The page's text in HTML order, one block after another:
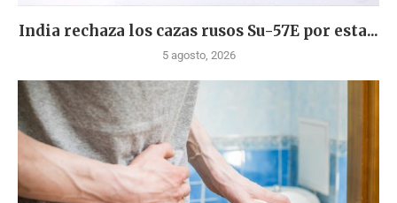
India rechaza los cazas rusos Su-57E por esta...
5 agosto, 2026